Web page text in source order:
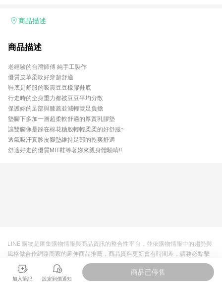
商品描述
商品描述
老經驗的台灣師傅 純手工製作
優質皮革柔軟好穿超舒適
鞋底是舒服的吸震豆豆橡膠鞋底
行走時的全身重力都被豆豆平均分散
保護妳的足部與膝蓋並減輕雙足負擔
墊腳下多加一層超柔軟舒適的厚質乳膠墊
讓雙腳像是踩在棉花糖般輕輕柔柔的好舒服~
透氣吸汗真豚皮腳墊維持足部的乾爽舒適
舒適好走的優質MIT鞋等著妳來親身體驗唷!!
加入筆記 設定到價通知
商品已停售
LINE 購物是匯集購物情報與商品資訊的整合性平台，並依購物情報中的趨勢與
風格做合作網路商家的延伸商品推薦，商品資料更新會有時間差，請務必點擊
商品至各合作網路商家，確認現售價與購物條件，一切資訊以合作廠商網頁為
準。